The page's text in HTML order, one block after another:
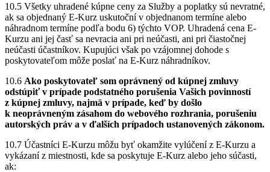
10.5 Všetky uhradené kúpne ceny za Služby a poplatky sú nevratné,
ak sa objednaný E-Kurz uskutoční v objednanom termíne alebo
náhradnom termíne podľa bodu 6) týchto VOP. Uhradená cena E-
Kurzu ani jej časť sa nevracia ani pri neúčasti, ani pri čiastočnej
neúčasti účastníkov. Kupujúci však po vzájomnej dohode s
poskytovateľom môže poslať na E-Kurz náhradníkov.
10.6 Ako poskytovateľ som oprávnený od kúpnej zmluvy
odstúpiť v prípade podstatného porušenia Vašich povinností
z kúpnej zmluvy, najmä v prípade, keď by došlo
k neoprávneným zásahom do webového rozhrania, porušeniu
autorských práv a v ďalších prípadoch ustanovených zákonom.
10.7 Účastníci E-Kurzu môžu byť okamžite vylúčení z E-Kurzu a
vykázaní z miestnosti, kde sa poskytuje E-Kurz alebo jeho súčasti,
ak: